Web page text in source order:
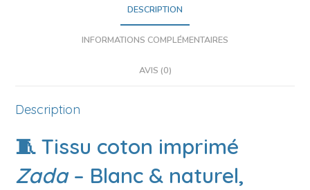
DESCRIPTION
INFORMATIONS COMPLÉMENTAIRES
AVIS (0)
Description
🧵 Tissu coton imprimé
Zada– Blanc & naturel,